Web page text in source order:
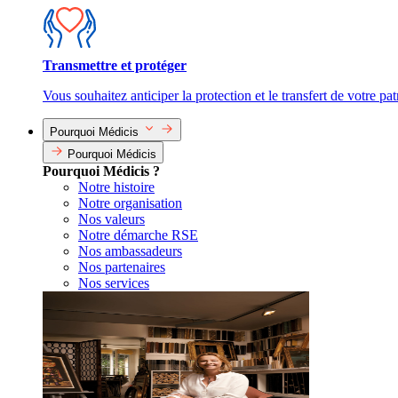
Transmettre et protéger
Vous souhaitez anticiper la protection et le transfert de votre
Pourquoi Médicis
Pourquoi Médicis
Pourquoi Médicis ?
Notre histoire
Notre organisation
Nos valeurs
Notre démarche RSE
Nos ambassadeurs
Nos partenaires
Nos services